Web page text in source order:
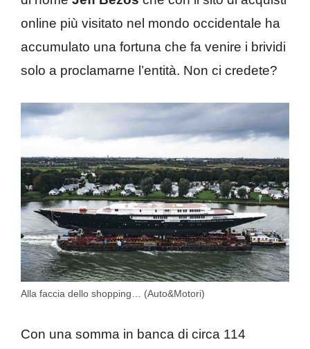
online più visitato nel mondo occidentale ha
accumulato una fortuna che fa venire i brividi
solo a proclamarne l’entità. Non ci credete?
Alla faccia dello shopping… (Auto&Motori)
Con una somma in banca di circa 114